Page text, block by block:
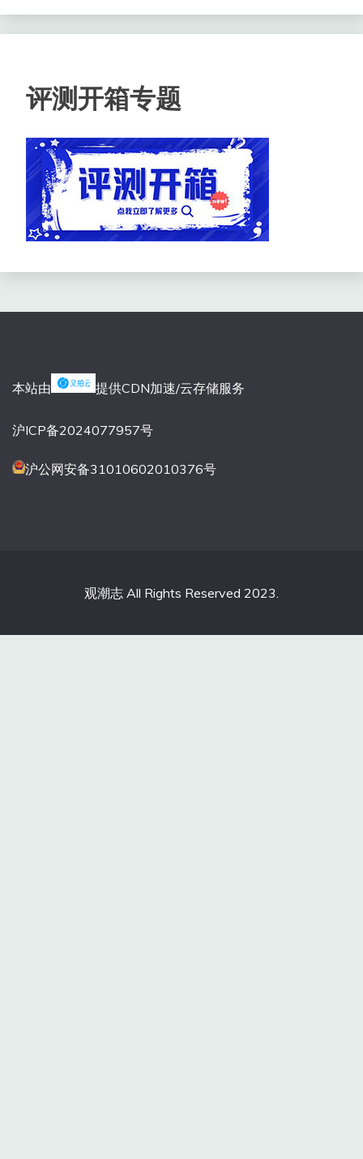
评测开箱专题
本站由 提供CDN加速/云存储服务
沪ICP备2024077957号
沪公网安备31010602010376号
观潮志 All Rights Reserved 2023.